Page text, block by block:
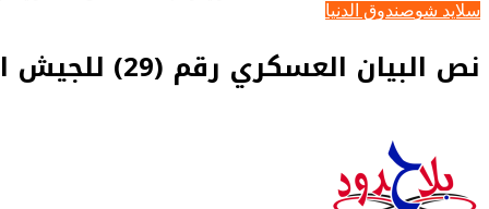
سلايد شوصندوق الدنيا
نص البيان العسكري رقم (29) للجيش المصري في حرب أكتوبر 1973